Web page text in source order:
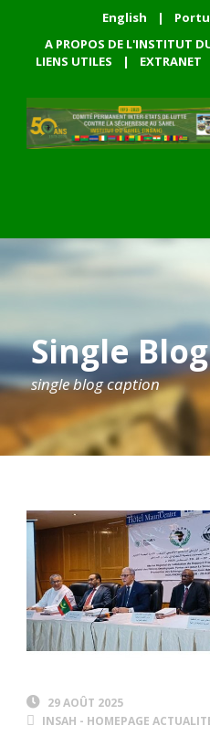
English |
A PROPOS DE L'INSTITUT
LIENS UTILES
| EXTRANET
Single
single blog caption
29 AOÛT 2025
INSAH - HOMEPAGE